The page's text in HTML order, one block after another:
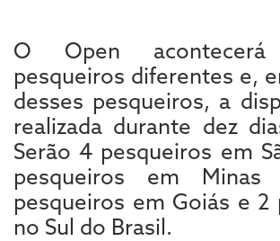
O Open
pesqueiros diferentes e,
desses pesqueiros, a
realizada durante dez
Serão 4 pesqueiros em
pesqueiros em Minas
pesqueiros em Goiás e 2
no Sul do Brasil.